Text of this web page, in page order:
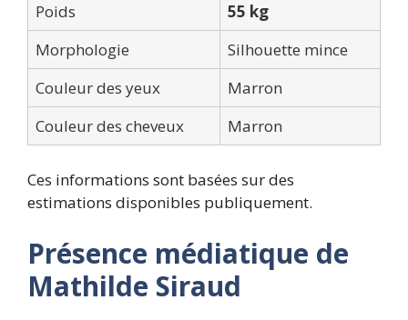
Poids
55 kg
Morphologie
Silhouette mince
Couleur des yeux
Marron
Couleur des cheveux
Marron
Ces informations sont basées sur des
estimations disponibles publiquement.
Présence médiatique de
Mathilde Siraud